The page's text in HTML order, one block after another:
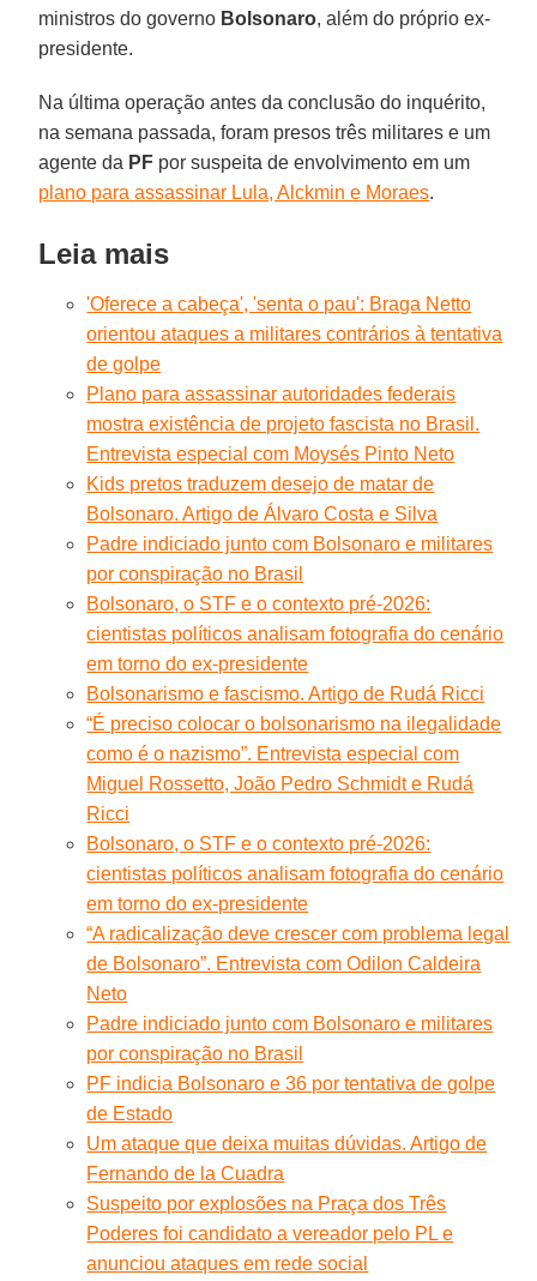
ministros do governo Bolsonaro, além do próprio ex-
presidente.
Na última operação antes da conclusão do inquérito,
na semana passada, foram presos três militares e um
agente da PF por suspeita de envolvimento em um
plano para assassinar Lula, Alckmin e Moraes.
Leia mais
'Oferece a cabeça', 'senta o pau': Braga Netto
orientou ataques a militares contrários à tentativa
de golpe
Plano para assassinar autoridades federais
mostra existência de projeto fascista no Brasil.
Entrevista especial com Moysés Pinto Neto
Kids pretos traduzem desejo de matar de
Bolsonaro. Artigo de Álvaro Costa e Silva
Padre indiciado junto com Bolsonaro e militares
por conspiração no Brasil
Bolsonaro, o STF e o contexto pré-2026:
cientistas políticos analisam fotografia do cenário
em torno do ex-presidente
Bolsonarismo e fascismo. Artigo de Rudá Ricci
“É preciso colocar o bolsonarismo na ilegalidade
como é o nazismo”. Entrevista especial com
Miguel Rossetto, João Pedro Schmidt e Rudá
Ricci
Bolsonaro, o STF e o contexto pré-2026:
cientistas políticos analisam fotografia do cenário
em torno do ex-presidente
“A radicalização deve crescer com problema legal
de Bolsonaro”. Entrevista com Odilon Caldeira
Neto
Padre indiciado junto com Bolsonaro e militares
por conspiração no Brasil
PF indicia Bolsonaro e 36 por tentativa de golpe
de Estado
Um ataque que deixa muitas dúvidas. Artigo de
Fernando de la Cuadra
Suspeito por explosões na Praça dos Três
Poderes foi candidato a vereador pelo PL e
anunciou ataques em rede social